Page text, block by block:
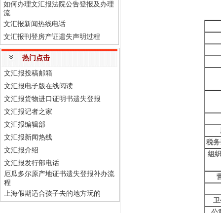
如何办理文汇报法院公告登报及办理
流
文汇报新闻热线电话
文汇报刊登房产证遗失声明过程
热门点击
文汇报投稿邮箱
文汇报电子版在线阅读
文汇报货物进口证明书遗失登报
文汇报记者之家
文汇报编辑部
文汇报新闻热线
文汇报介绍
文汇报发行部电话
厄瓜多尔原产地证书遗失登报补办流
程
上海假期适合孩子去的地方玩的
税
组